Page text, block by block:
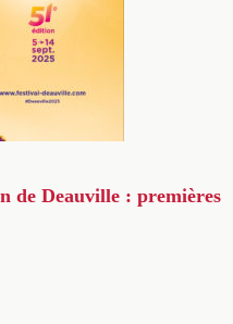
de Deauville : premières